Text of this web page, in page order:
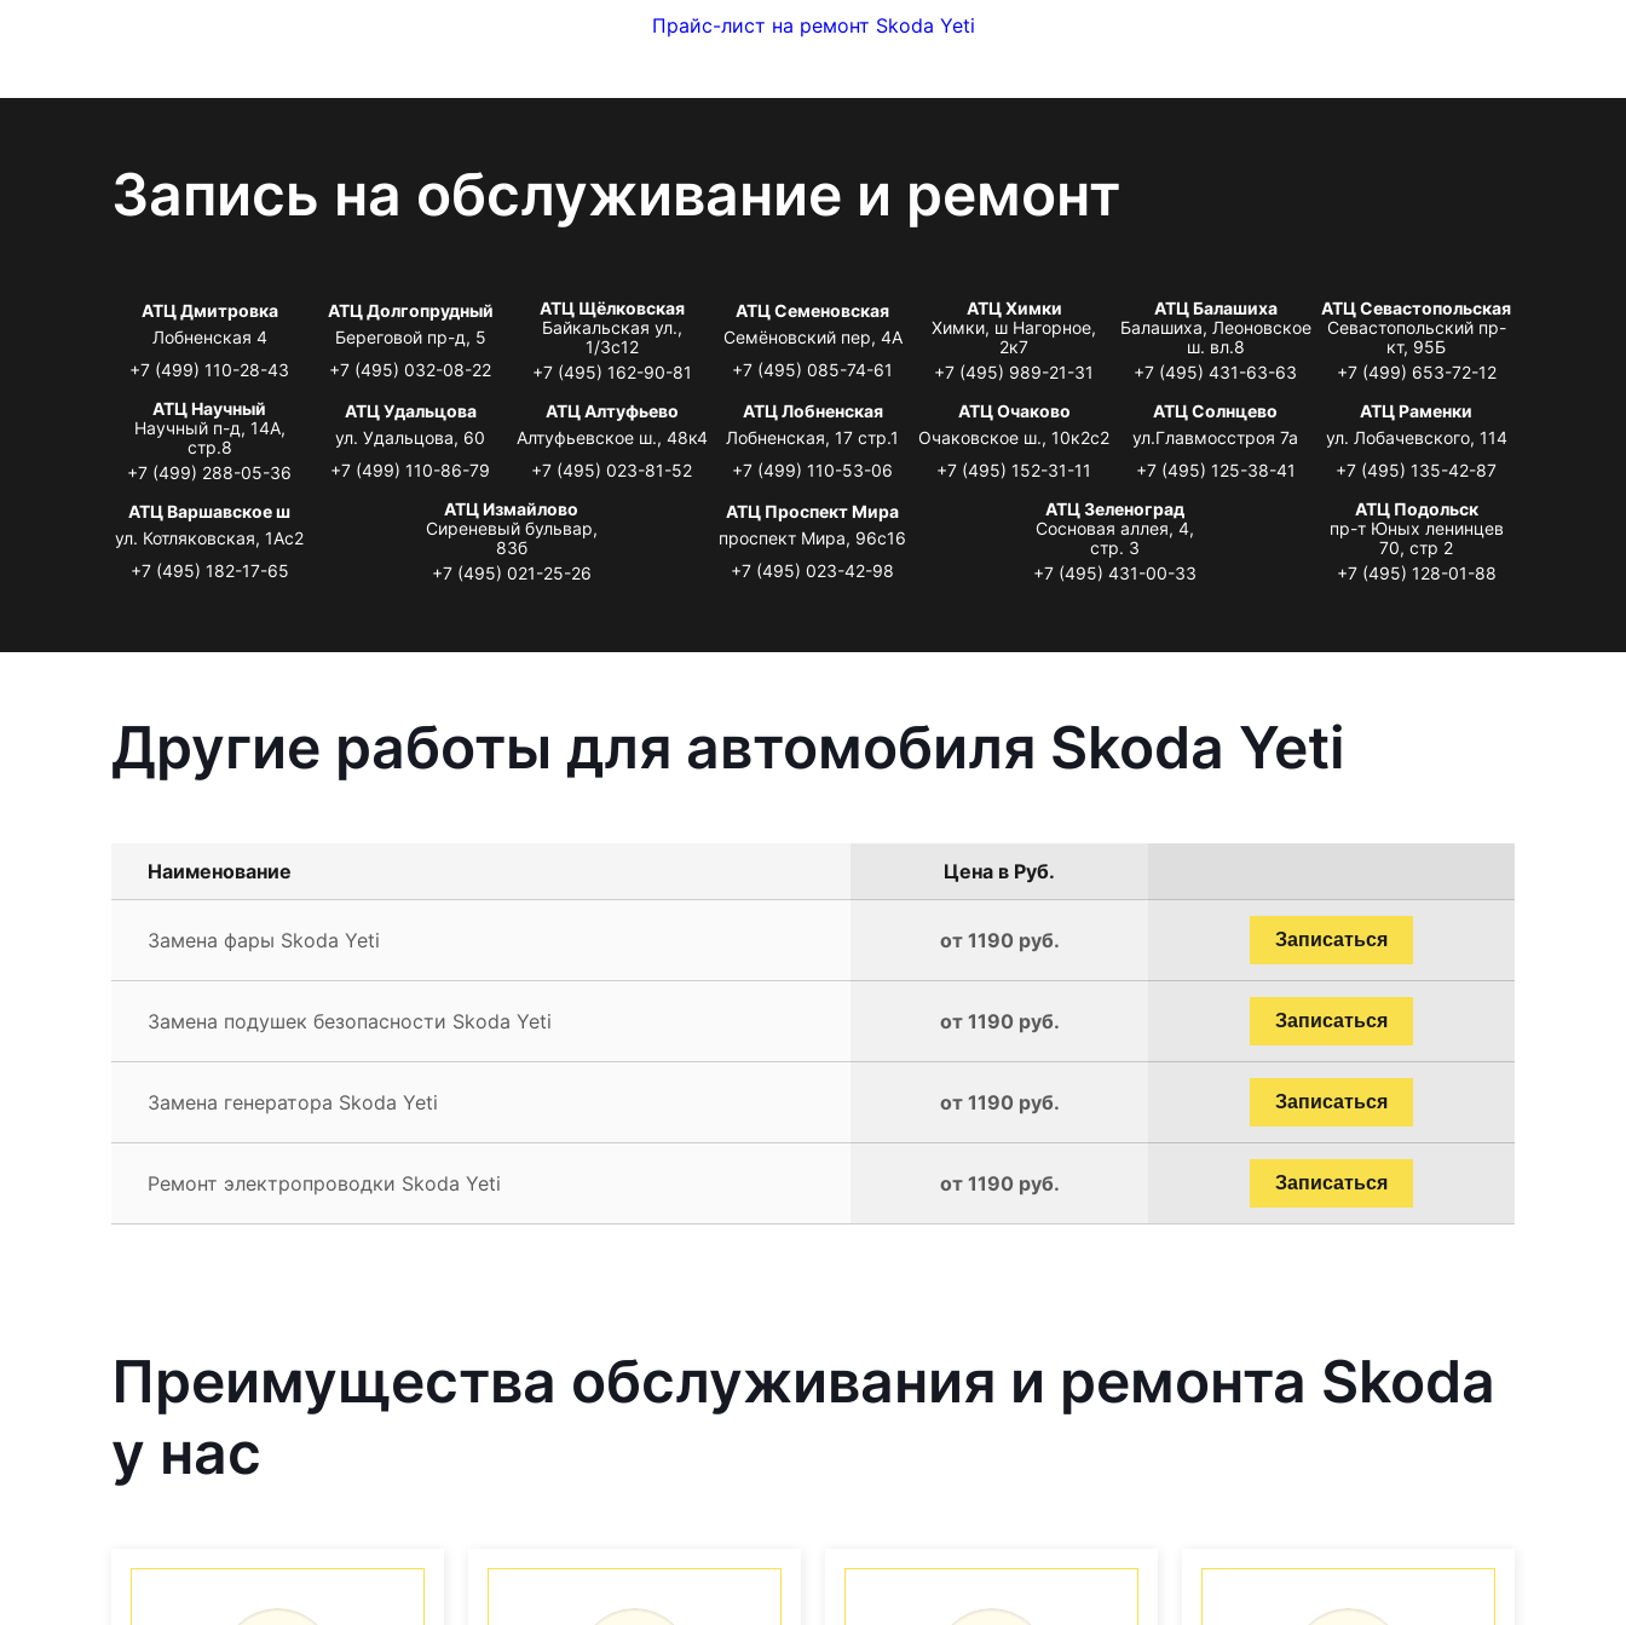
Прайс-лист на ремонт Skoda Yeti
Запись на обслуживание и ремонт
АТЦ Дмитровка
Лобненская 4
+7 (499) 110-28-43
АТЦ Долгопрудный
Береговой пр-д, 5
+7 (495) 032-08-22
АТЦ Щёлковская
Байкальская ул.,
1/3с12
+7 (495) 162-90-81
АТЦ Семеновская
Семёновский пер, 4А
+7 (495) 085-74-61
АТЦ Химки
Химки, ш Нагорное,
2к7
+7 (495) 989-21-31
АТЦ Балашиха
Балашиха, Леоновское
ш. вл.8
+7 (495) 431-63-63
АТЦ Севастопольская
Севастопольский пр-
кт, 95Б
+7 (499) 653-72-12
АТЦ Научный
Научный п-д, 14А,
стр.8
+7 (499) 288-05-36
АТЦ Удальцова
ул. Удальцова, 60
+7 (499) 110-86-79
АТЦ Алтуфьево
Алтуфьевское ш., 48к4
+7 (495) 023-81-52
АТЦ Лобненская
Лобненская, 17 стр.1
+7 (499) 110-53-06
АТЦ Очаково
Очаковское ш., 10к2с2
+7 (495) 152-31-11
АТЦ Солнцево
ул.Главмосстроя 7а
+7 (495) 125-38-41
АТЦ Раменки
ул. Лобачевского, 114
+7 (495) 135-42-87
АТЦ Варшавское ш
ул. Котляковская, 1Ас2
+7 (495) 182-17-65
АТЦ Измайлово
Сиреневый бульвар,
83б
+7 (495) 021-25-26
АТЦ Проспект Мира
проспект Мира, 96с16
+7 (495) 023-42-98
АТЦ Зеленоград
Сосновая аллея, 4,
стр. 3
+7 (495) 431-00-33
АТЦ Подольск
пр-т Юных ленинцев
70, стр 2
+7 (495) 128-01-88
Другие работы для автомобиля Skoda Yeti
Наименование Цена в Руб.
Замена фары Skoda Yeti от 1190 руб. Записаться
Замена подушек безопасности Skoda Yeti от 1190 руб. Записаться
Замена генератора Skoda Yeti от 1190 руб. Записаться
Ремонт электропроводки Skoda Yeti от 1190 руб. Записаться
Преимущества обслуживания и ремонта Skoda
у нас